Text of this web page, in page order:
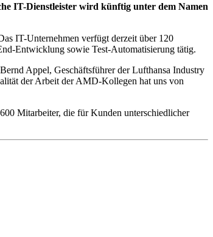
IT-Dienstleister wird künftig unter dem Namen
IT-Unternehmen verfügt derzeit über 120
Entwicklung sowie Test-Automatisierung tätig.
Appel, Geschäftsführer der Lufthansa Industry
der Arbeit der AMD-Kollegen hat uns von
Mitarbeiter, die für Kunden unterschiedlicher